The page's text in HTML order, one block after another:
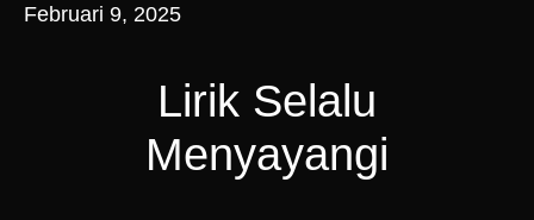
Februari 9, 2025
Lirik Selalu
Menyayangi